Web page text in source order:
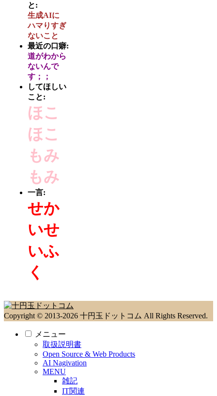
と:
生成AIに
ハマりすぎ
ないこと
最近の口癖:
道がわから
ないんで
す；；
してほしい
こと:
ほこ
ほこ
もみ
もみ
一言:
せか
いせ
いふ
く
Copyright © 2013-2026 十円玉ドットコム All Rights Reserved.
メニュー
取扱説明書
Open Source & Web Products
AI Nagivation
MENU
雑記
IT関連